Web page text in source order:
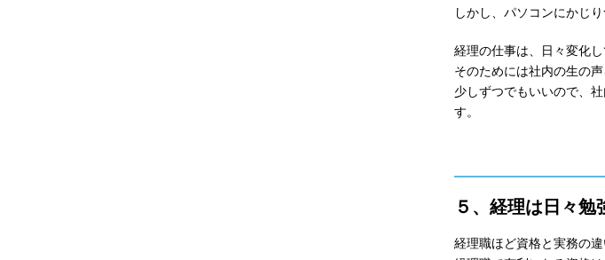
しかし、パソコンにかじ
経理の仕事は、日々変化
そのためには社内の生の声
少しずつでもいいので、
す。
５、経理は日々勉
経理職ほど資格と実務の